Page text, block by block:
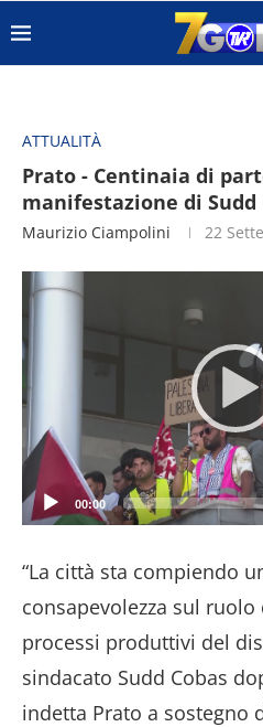
ATTUALITÀ
Prato - Centinaia di
manifestazione di Sudd
Maurizio Ciampolini 22
Player
00:00
“La città sta compiendo
consapevolezza sul
processi produttivi del
sindacato Sudd Cobas
indetta Prato a sostegno